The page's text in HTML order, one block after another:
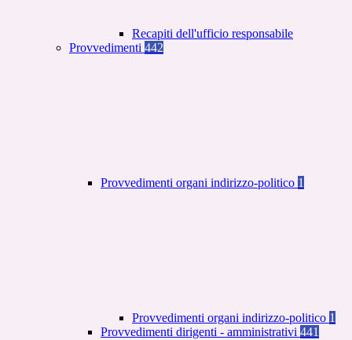
Recapiti dell'ufficio responsabile
Provvedimenti 442
Provvedimenti organi indirizzo-politico 1
Provvedimenti organi indirizzo-politico 1
Provvedimenti dirigenti - amministrativi 441